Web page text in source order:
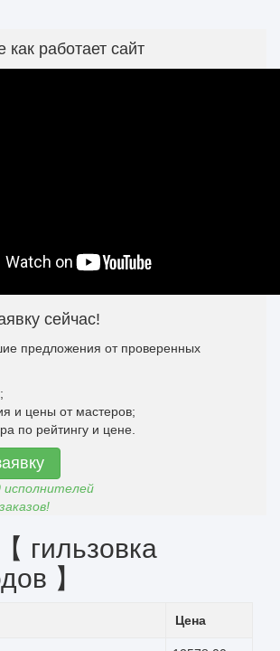
как работает сайт
сейчас!
предложения от проверенных
и цены от мастеров;
по рейтингу и цене.
исполнителей
гильзовка
】
Цена